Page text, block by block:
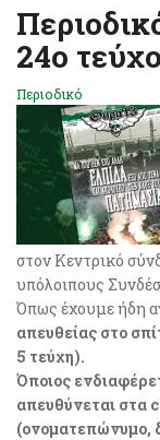
24ο
Περιοδικό
στον Κεντρικό
υπόλοιπους
Όπως έχουμε ήδη
απευθείας στο
5 τεύχη).
Όποιος
απευθύνεται στα
(ονοματεπώνυμο,